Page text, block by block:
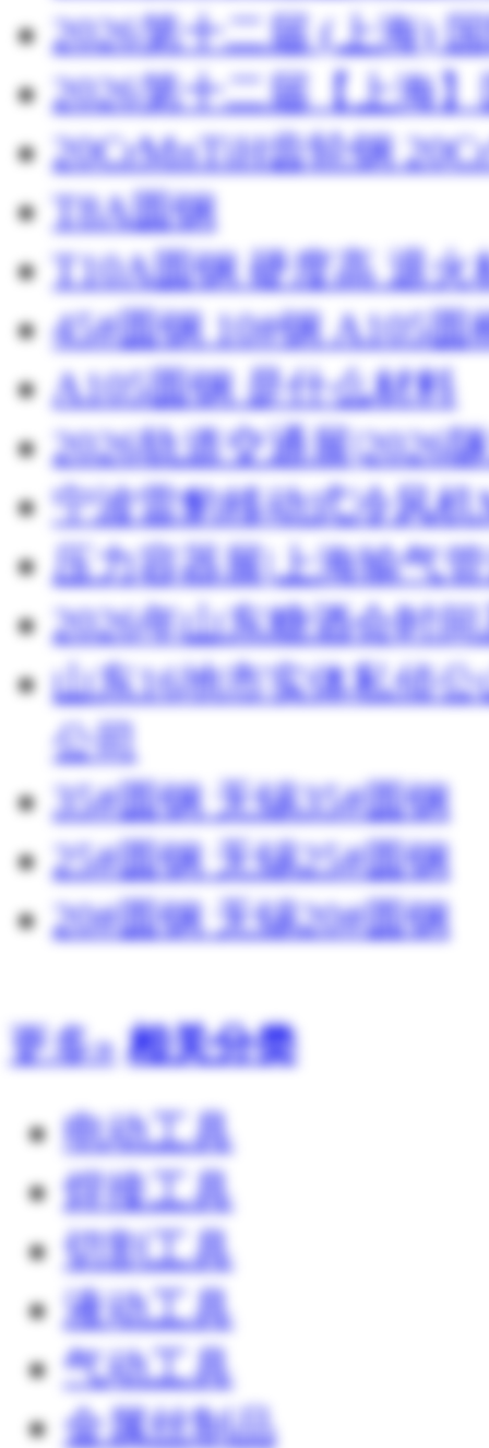
2026第十二届 (上海)
2026第十二届【上海
20CrMnTiH齿轮钢
T8A圆钢
T10A圆钢 硬度高 退火
45#圆钢 10#钢 A105圆
A105圆钢 是什么材料
2026轨道交通展|2026
宁波雷豹移动式冷风
压力容器展|上海输气
2026年山东糖酒会时
山东16地市实体私侦
公司
35#圆钢 无锡35#圆钢
25#圆钢 无锡25#圆钢
20#圆钢 无锡20#圆钢
更多» 相关分类
电动工具
焊接工具
切割工具
液动工具
气动工具
金属丝制品